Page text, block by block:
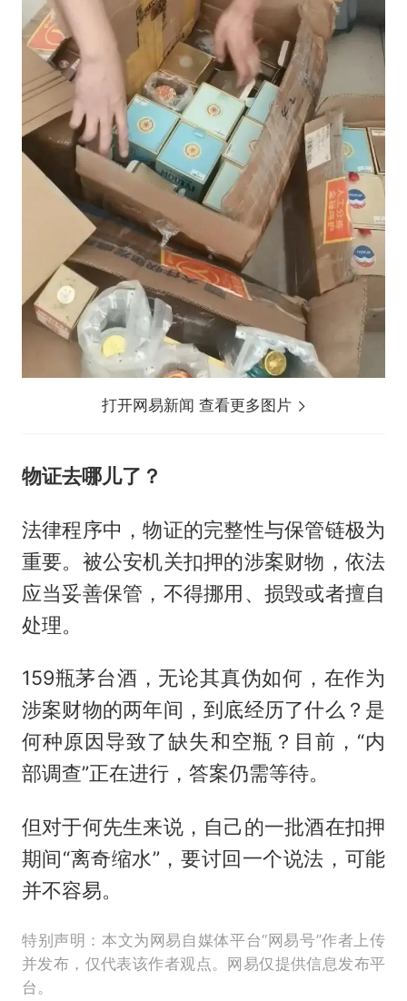
打开网易新闻 查看更多图片
物证去哪儿了？
法律程序中，物证的完整性与保管链极为
重要。被公安机关扣押的涉案财物，依法
应当妥善保管，不得挪用、损毁或者擅自
处理。
159瓶茅台酒，无论其真伪如何，在作为
涉案财物的两年间，到底经历了什么？是
何种原因导致了缺失和空瓶？目前，“内
部调查”正在进行，答案仍需等待。
但对于何先生来说，自己的一批酒在扣押
期间“离奇缩水”，要讨回一个说法，可能
并不容易。
特别声明：本文为网易自媒体平台“网易号”作者上传
并发布，仅代表该作者观点。网易仅提供信息发布平
台。